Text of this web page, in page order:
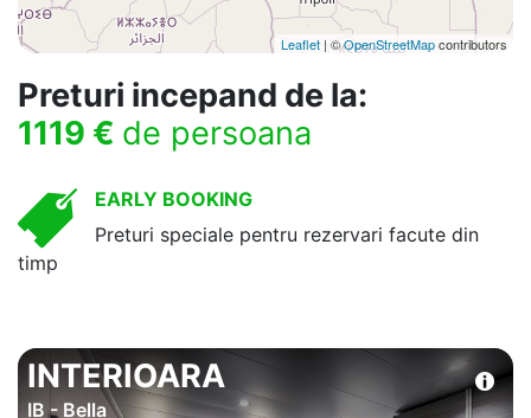
Leaflet | ©OpenStreetMapcontributors
Preturi incepand de la:
1119 € de persoana
EARLY BOOKING
Preturi speciale pentru rezervari facute din
timp
INTERIOARA
IB - Bella